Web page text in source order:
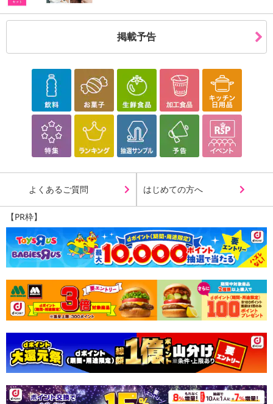
乾燥で広がる髪も、まとまりやすく
束感のあるニュアンスヘアが完成。
乾燥で広がる毛先もまとまりやすく整えます。
・原産国（最終加工地）：日本
・原材料/材質/素材：
コメヌカ油、ミネラルオイル、ゴマ油、ハイブリッドサフラワー
油、シア脂、ヒマワリ種子油、ホホバ種子油、オリーブ油、スクワ
ラン、オレンジ果皮油、ベルガモット果実油、ユズ果皮油
・使用方法：
仕上げの際は毛先になじませスタイリングしてください。
アウトバスオイルとしてご使用の場合はタオルドライした髪や乾
いた髪に、
せてください。
掲載予告
よくあるご質問 はじめての方へ
【PR枠】